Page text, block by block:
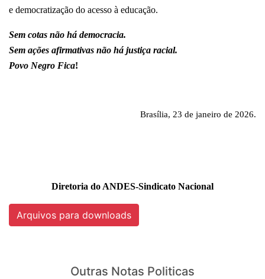
e democratização do acesso à educação.
Sem cotas não há democracia.
Sem ações afirmativas não há justiça racial.
Povo Negro Fica!
Brasília, 23 de janeiro de 2026.
Diretoria do ANDES-Sindicato Nacional
Arquivos para downloads
Outras Notas Politicas